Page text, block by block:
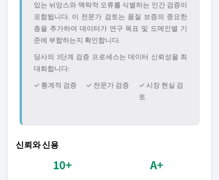
있는 뉘앙스와 맥락적 오류를 식별하는 인간 검증이
포함됩니다. 이 전문가 검토는 품질 보증의 중요한
층을 추가하여 데이터가 연구 목표 및 도메인별 기
준에 부합하는지 확인합니다.
당사의 3단계 검증 프로세스는 데이터 신뢰성을 최
대화합니다:
✓ 통계적 검증
✓ 전문가 검증
✓ 시장 현실 검
토
신뢰와 신용
10+ A+